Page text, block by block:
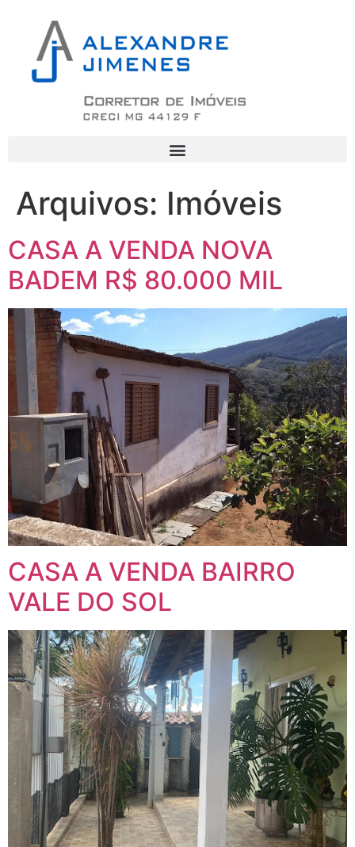
Arquivos: Imóveis
CASA A VENDA NOVA
BADEM R$ 80.000 MIL
CASA A VENDA BAIRRO
VALE DO SOL